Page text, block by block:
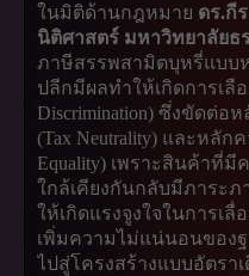
ในมิติด้านกฎหมาย ดร.กี
นิติศาสตร์ มหาวิทยาลัยธ
ภาษีสรรพสามิตบุหรี่แบบ
ปลีกมีผลทำให้เกิดการเลื
Discrimination) ซึ่งขัดต่อ
(Tax Neutrality) และหลัก
Equality) เพราะสินค้าที่
ใกล้เคียงกันกลับมีภาระ
ให้เกิดแรงจูงใจในการเ
เพิ่มความไม่แน่นอนของ
ไปสู่โครงสร้างแบบอัตรา